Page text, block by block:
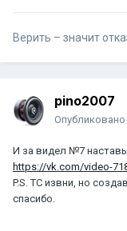
Верить – значит
pino2007
Опубликовано
И за видел №7
https://vk.com/video-
P.S. ТС извни, но
спасибо.